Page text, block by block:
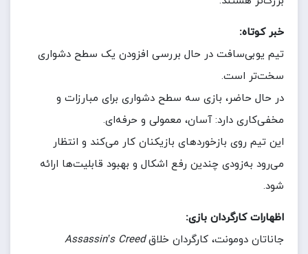
خبر کوتاه:
تیم یوبی‌سافت در حال بررسی افزودن یک سطح دشواری
سخت‌تر است.
در حال حاضر، بازی سه سطح دشواری برای مبارزات و
مخفی‌کاری دارد: آسان، معمولی و حرفه‌ای.
این تیم روی بازخوردهای بازیکنان کار می‌کند و انتظار
می‌رود به‌زودی چندین رفع اشکال و بهبود قابلیت‌ها ارائه
شود.
اظهارات کارگردان بازی:
جاناتان دومونت، کارگردان خلاقAssassin’s Creed